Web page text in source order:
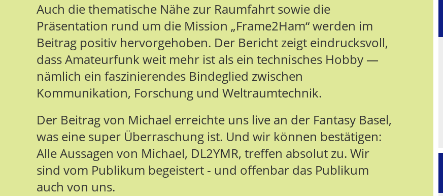
Auch die thematische Nähe zur Raumfahrt sowie die
Präsentation rund um die Mission „Frame2Ham“ werden im
Beitrag positiv hervorgehoben. Der Bericht zeigt eindrucksvoll,
dass Amateurfunk weit mehr ist als ein technisches Hobby —
nämlich ein faszinierendes Bindeglied zwischen
Kommunikation, Forschung und Weltraumtechnik.
Der Beitrag von Michael erreichte uns live an der Fantasy Basel,
was eine super Überraschung ist. Und wir können bestätigen:
Alle Aussagen von Michael, DL2YMR, treffen absolut zu. Wir
sind vom Publikum begeistert - und offenbar das Publikum
auch von uns.